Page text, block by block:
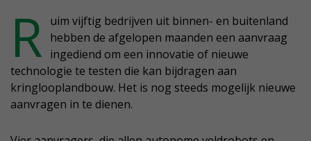
R uim vijftig bedrijven uit binnen- en buitenland
hebben de afgelopen maanden een aanvraag
ingediend om een innovatie of nieuwe
technologie te testen die kan bijdragen aan
kringlooplandbouw. Het is nog steeds mogelijk nieuwe
aanvragen in te dienen.